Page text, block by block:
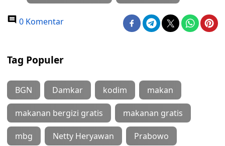
0 Komentar
Tag Populer
BGN Damkar kodim makan
makanan bergizi gratis makanan gratis
mbg Netty Heryawan Prabowo